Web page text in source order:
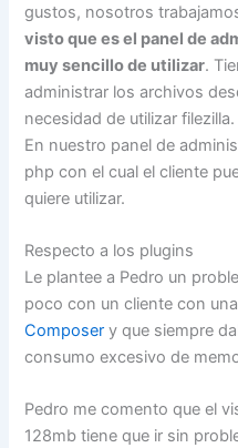
gustos, nosotros
visto que es el panel de
muy sencillo de utilizar.
administrar los archivos
necesidad de utilizar filezilla.
En nuestro panel de
php con el cual el cliente
quiere utilizar.
Respecto a los plugins
Le plantee a Pedro un
poco con un cliente con
Composer y que siempre
consumo excesivo de
Pedro me comento que el
128mb tiene que ir sin